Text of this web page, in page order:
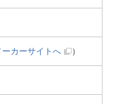
ーカーサイトへ ）